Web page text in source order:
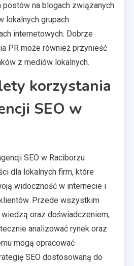
postów na blogach związanych
lokalnych grupach
internetowych. Dobrze
PR może również przynieść
z mediów lokalnych.
korzystania
SEO w
SEO w Raciborzu
dla lokalnych firm, które
widoczność w internecie i
Przede wszystkim
oraz doświadczeniem,
analizować rynek oraz
mogą opracować
SEO dostosowaną do